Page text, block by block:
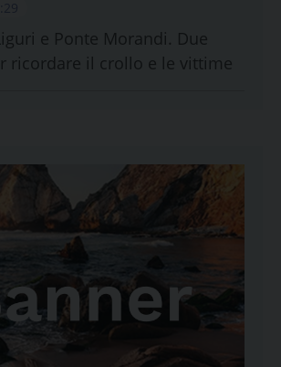
e Ponte Morandi. Due
ricordare il crollo e le vittime